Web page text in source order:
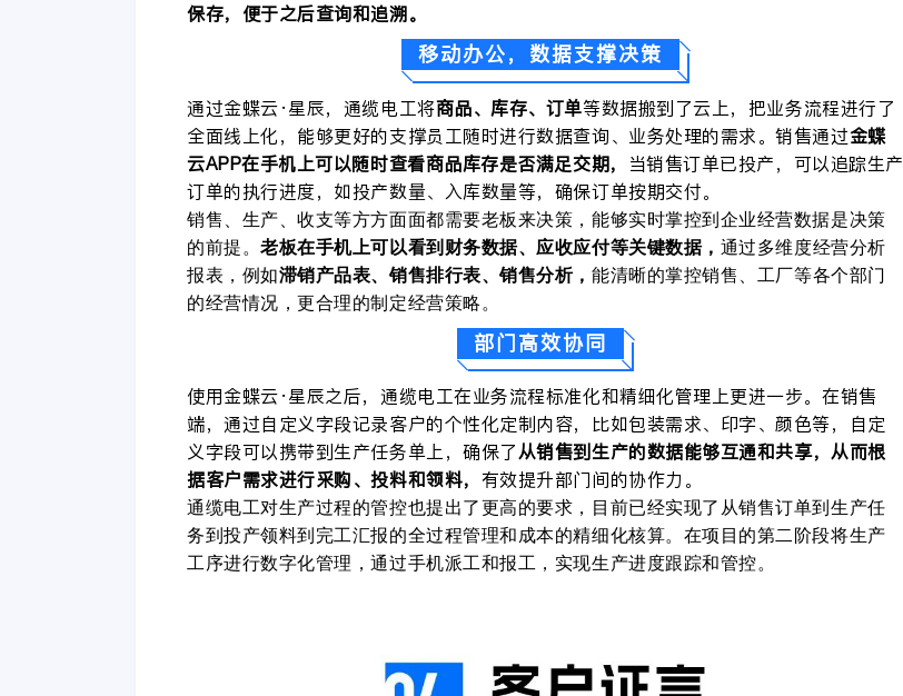
保存，便于之后查询和追溯。
移动办公，数据支撑决策
通过金蝶云·星辰，通缆电工将商品、库存、订单等数据搬到了云上，把业务流程进行了
全面线上化，能够更好的支撑员工随时进行数据查询、业务处理的需求。销售通过金蝶
云APP在手机上可以随时查看商品库存是否满足交期，
当销售订单已投产，可以追踪生产
订单的执行进度，如投产数量、入库数量等，确保订单按期交付。
销售、生产、收支等方方面面都需要老板来决策，能够实时掌控到企业经营数据是决策
的前提。老板在手机上可以看到财务数据、应收应付等关键数据， 通过多维度经营分析
报表，例如滞销产品表、销售排行表、销售分析， 能清晰的掌控销售、工厂等各个部门
的经营情况，更合理的制定经营策略。
部门高效协同
使用金蝶云·星辰之后，通缆电工在业务流程标准化和精细化管理上更进一步。在销售
端，通过自定义字段记录客户的个性化定制内容，比如包装需求、印字、颜色等，自定
义字段可以携带到生产任务单上，确保了从销售到生产的数据能够互通和共享，从而根
据客户需求进行采购、投料和领料， 有效提升部门间的协作力。
通缆电工对生产过程的管控也提出了更高的要求，目前已经实现了从销售订单到生产任
务到投产领料到完工汇报的全过程管理和成本的精细化核算。在项目的第二阶段将生产
工序进行数字化管理，通过手机派工和报工，实现生产进度跟踪和管控。